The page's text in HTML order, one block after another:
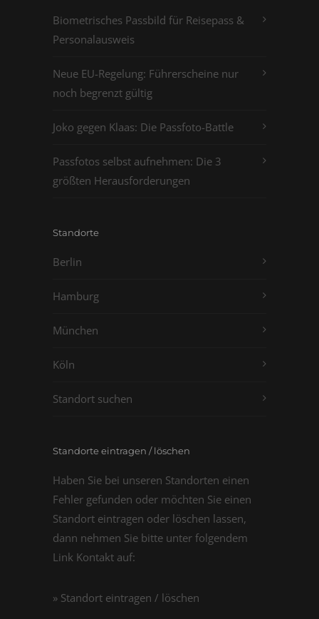
Biometrisches Passbild für Reisepass &
Personalausweis
Neue EU-Regelung: Führerscheine nur
noch begrenzt gültig
Joko gegen Klaas: Die Passfoto-Battle
Passfotos selbst aufnehmen: Die 3
größten Herausforderungen
Standorte
Berlin
Hamburg
München
Köln
Standort suchen
Standorte eintragen / löschen
Haben Sie bei unseren Standorten einen
Fehler gefunden oder möchten Sie einen
Standort eintragen oder löschen lassen,
dann nehmen Sie bitte unter folgendem
Link Kontakt auf:
» Standort eintragen / löschen